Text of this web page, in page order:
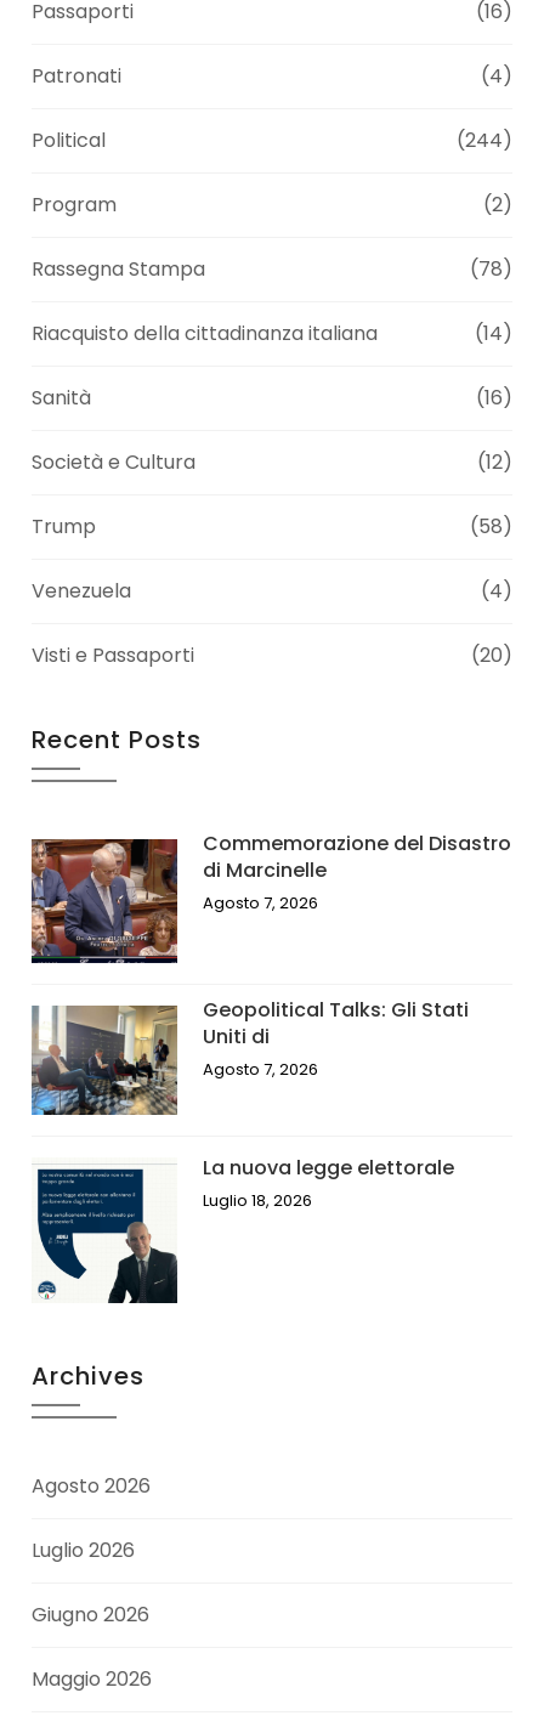
Passaporti (16)
Patronati (4)
Political (244)
Program (2)
Rassegna Stampa (78)
Riacquisto della cittadinanza italiana (14)
Sanità (16)
Società e Cultura (12)
Trump (58)
Venezuela (4)
Visti e Passaporti (20)
Recent Posts
Commemorazione del Disastro
di Marcinelle
Agosto 7, 2026
Geopolitical Talks: Gli Stati
Uniti di
Agosto 7, 2026
La nuova legge elettorale
Luglio 18, 2026
Archives
Agosto 2026
Luglio 2026
Giugno 2026
Maggio 2026